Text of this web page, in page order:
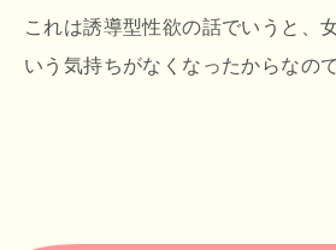
これは誘導型性欲の話でいうと、
いう気持ちがなくなったからなの